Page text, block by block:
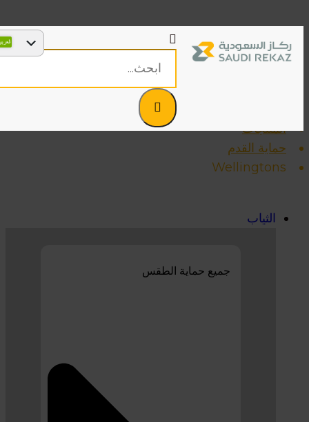
بورتويست المملكة العربية السعودية | الدمام
المنتجات
حماية القدم
Wellingtons
الثياب
جميع حماية الطقس